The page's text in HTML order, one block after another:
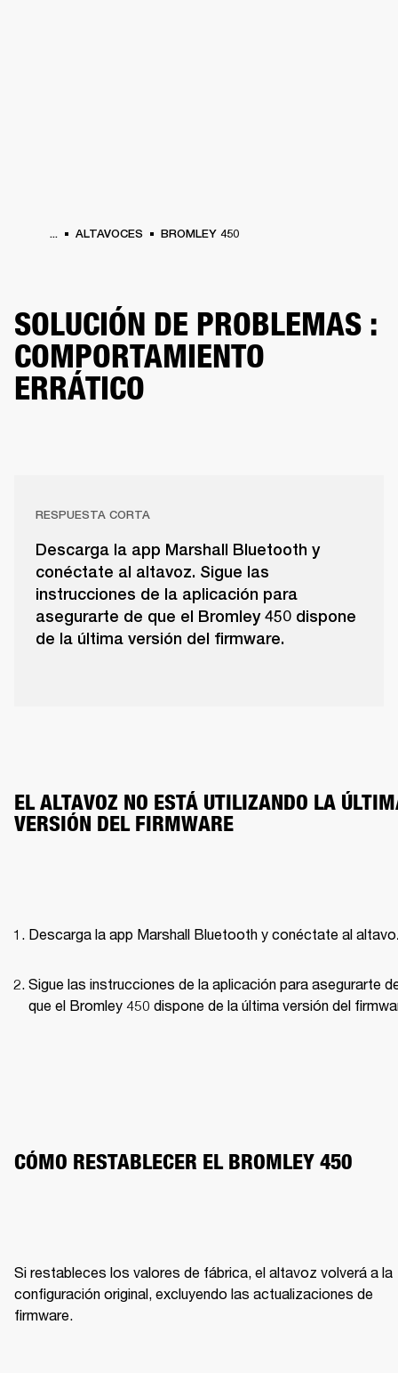
... ALTAVOCES BROMLEY 450
SOLUCIÓN DE PROBLEMAS :
COMPORTAMIENTO
ERRÁTICO
RESPUESTA CORTA
Descarga la app Marshall Bluetooth y
conéctate al altavoz. Sigue las
instrucciones de la aplicación para
asegurarte de que el Bromley 450 dispone
de la última versión del firmware.
EL ALTAVOZ NO ESTÁ UTILIZANDO LA
VERSIÓN DEL FIRMWARE
Descarga la app Marshall Bluetooth y conéctate al
Sigue las instrucciones de la aplicación para asegurarte
que el Bromley 450 dispone de la última versión del
CÓMO RESTABLECER EL BROMLEY 450
Si restableces los valores de fábrica, el altavoz volverá a la
configuración original, excluyendo las actualizaciones de
firmware.